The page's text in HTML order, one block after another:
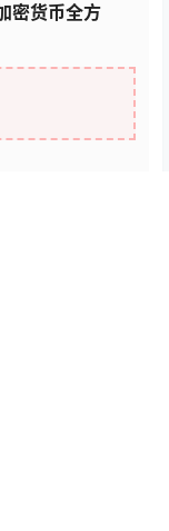
密货币全方